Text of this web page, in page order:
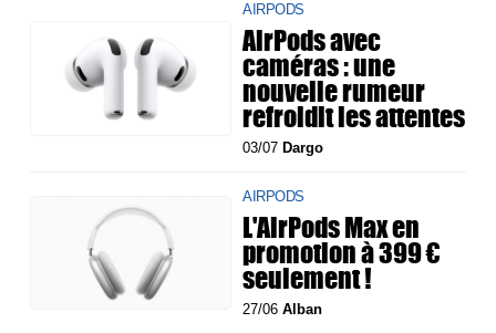
AIRPODS
AirPods avec
caméras : une
nouvelle rumeur
refroidit les attentes
03/07 Dargo
AIRPODS
L'AirPods Max en
promotion à 399 €
seulement !
27/06Alban